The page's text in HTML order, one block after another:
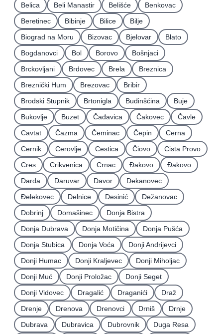
Belica
Beli Manastir Belišće
Benkovac
Beretinec
Bibinje Bilice
Bilje
Biograd na Moru
Bizovac Bjelovar
Blato
Bogdanovci
Bol Borovo
Bošnjaci
Brckovljani
Brdovec Brela
Breznica
Breznički Hum
Brezovac
Bribir
Brodski Stupnik
Brtonigla Budinšćina
Buje
Bukovlje
Buzet Čađavica Čakovec
Čavle
Cavtat
Čazma Čeminac Čepin
Cerna
Cernik
Cerovlje Cestica Čiovo
Cista Provo
Cres
Crikvenica Crnac Đakovo
Ðakovo
Darda
Daruvar Davor
Dekanovec
Ðelekovec
Delnice Desinić
Dežanovac
Dobrinj
Domašinec
Donja Bistra
Donja Dubrava
Donja Motičina
Donja Pušća
Donja Stubica
Donja Voća
Donji Andrijevci
Donji Humac
Donji Kraljevec
Donji Miholjac
Donji Muć
Donji Proložac
Donji Seget
Donji Vidovec
Dragalić Draganići
Draž
Drenje
Drenova Drenovci Drniš
Drnje
Dubrava
Dubravica Dubrovnik
Duga Resa